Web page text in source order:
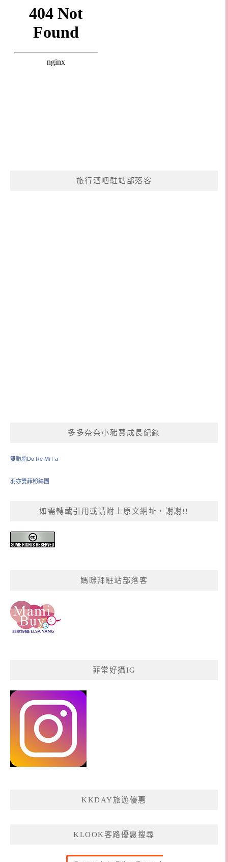
旅行酒吧駐站部落客
多多奈奈小豬寶成長紀錄
雙胞胎Do Re Mi Fa
羽亦雙菲粉絲團
如需轉載引用或請附上原文網址，謝謝!!
媽咪拜駐站部落客
菲常好攝IG
KKDAY旅遊優惠
KLOOK客路優惠搜尋